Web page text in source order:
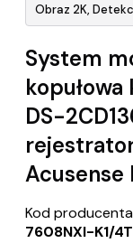
Obraz 2K,
System
kopułowa
DS-
Acusense
Kod
7608NXI-K1/